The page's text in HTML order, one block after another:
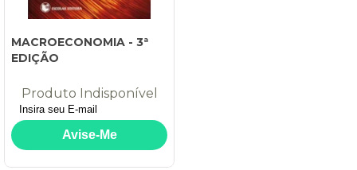
MACROECONOMIA - 3ª
EDIÇÃO
Produto Indisponível